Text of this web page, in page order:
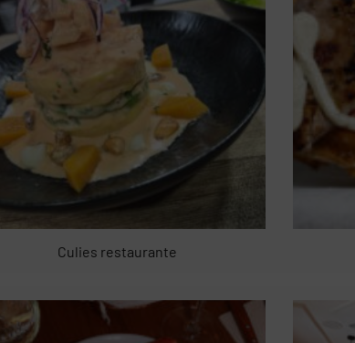
Culies restaurante